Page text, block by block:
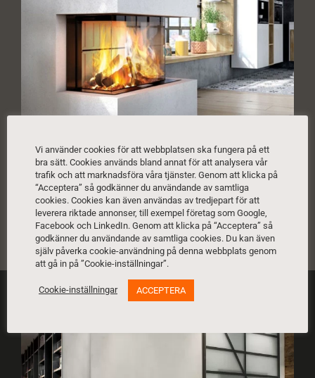
Vi använder cookies för att webbplatsen ska fungera på ett
bra sätt. Cookies används bland annat för att analysera vår
trafik och att marknadsföra våra tjänster. Genom att klicka på
“Acceptera” så godkänner du användande av samtliga
cookies. Cookies kan även användas av tredjepart för att
leverera riktade annonser, till exempel företag som Google,
Facebook och LinkedIn. Genom att klicka på “Acceptera” så
godkänner du användande av samtliga cookies. Du kan även
själv påverka cookie-användning på denna webbplats genom
att gå in på ”Cookie-inställningar”.
Cookie-inställningar ACCEPTERA